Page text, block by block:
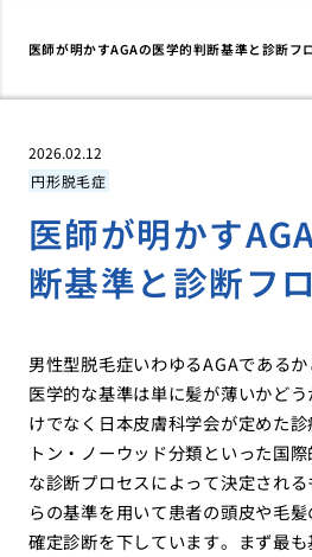
医師が明かすAGAの医学的判断基準と診断フ
2026.02.12
円形脱毛症
医師が明かす
断基準と診断フ
男性型脱毛症いわゆるAGAである
医学的な基準は単に髪が薄いかど
けでなく日本皮膚科学会が定めた
トン・ノーウッド分類といった国
な診断プロセスによって決定され
らの基準を用いて患者の頭皮や毛
確定診断を下しています。まず最